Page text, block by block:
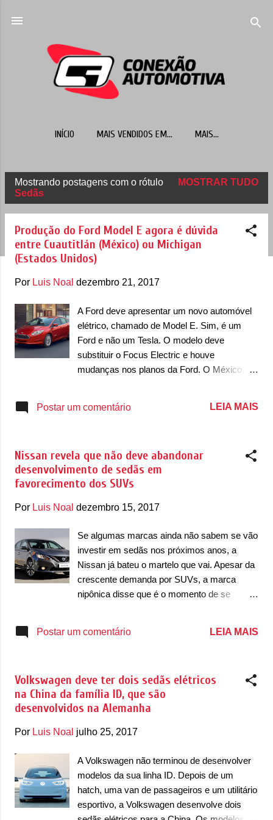
INÍCIO MAIS VENDIDOS EM... MAIS…
o
Mostrando postagens com o rótulo
Sedãs
MOSTRAR TUDO
Produção do Ford Model E agora é dúvida
entre Cuautitlán (México) ou Michigan
(Estados Unidos)
Por Luis Noal dezembro 21, 2017
A Ford deve apresentar um novo automóvel
elétrico, chamado de Model E. Sim, é um
Ford e não um Tesla. O modelo deve
substituir o Focus Electric e houve
mudanças nos planos da Ford. O México,
E, antes confirmada para a fábrica mexicana
uma disputa com a Tesla pelo nome Model
E, a Ford conseguiu manter o nome do
elétrico e a produção caminha para os EUA.
A Ford também confirmou que o Model E
partir de 2019. Também se fala que vários
estilos de carroceria serão disponibilizados,
sendo um crossover o mais esperado,
devido às vendas em alta nos EUA. Um
hatch e um sedã também são esperados.
podendo ser até mesmo a mesma
autonomia se...
Postar um comentário LEIA MAIS
Nissan revela que não deve abandonar
desenvolvimento de sedãs em
favorecimento dos SUVs
Por Luis Noal dezembro 15, 2017
Se algumas marcas ainda não sabem se vão
investir em sedãs nos próximos anos, a
Nissan já bateu o martelo que vai. Apesar da
crescente demanda por SUVs, a marca
nipônica disse que é o momento de se
planejamento de produtos, confirmou que
marca. "Os sedãs não estão mortos. Temos
agora uma boa oportunidade para reinventá-
los", declarou. Segundo o executivo, a onda
dos SUVs pode ser uma moda do mercado,
Nissan estuda diversos mercados e saberá
quando terá que reinventar os seus sedãs,
deu a entender durante a entrevista. A Nissan
declarou que a próxima geração pode não
estar focado e seduzida por SUVs e os
Postar um comentário LEIA MAIS
Volkswagen deve ter dois sedãs elétricos
na China da família ID, que são
desenvolvidos na Alemanha
Por Luis Noal julho 25, 2017
A Volkswagen não terminou de desenvolver
modelos da sua linha ID. Depois de um
hatch, uma van de passageiros e um utilitário
esportivo, a Volkswagen desenvolve dois